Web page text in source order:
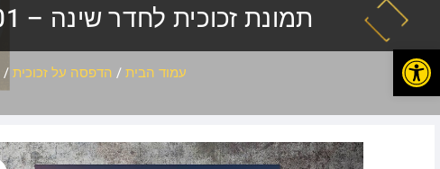
פתח סרגל נגישות
תמונת זכוכית לחדר שינה – an-001
עמוד הבית/ הדפסה על זכוכית/